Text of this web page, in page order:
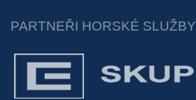
PARTNEŘI HORSKÉ SLUŽBY